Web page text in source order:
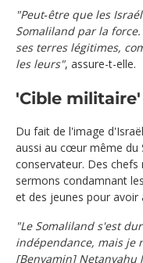
"Peut‑être que les
Somaliland par la
ses terres légitimes,
les leurs", assure-t-elle.
'Cible militaire'
Du fait de l'image
aussi au cœur même du
conservateur. Des
sermons condamnant
et des jeunes pour avoir
"Le Somaliland s'est
indépendance, mais je
[Benyamin]